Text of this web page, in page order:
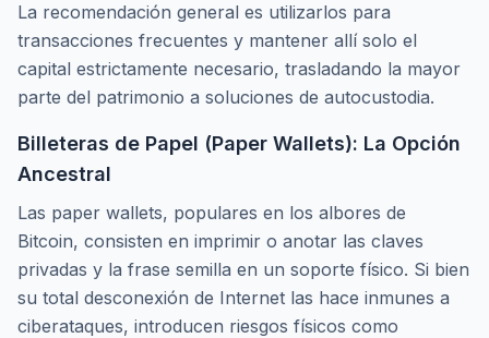
La recomendación general es utilizarlos para
transacciones frecuentes y mantener allí solo el
capital estrictamente necesario, trasladando la mayor
parte del patrimonio a soluciones de autocustodia.
Billeteras de Papel (Paper Wallets): La Opción
Ancestral
Las paper wallets, populares en los albores de
Bitcoin, consisten en imprimir o anotar las claves
privadas y la frase semilla en un soporte físico. Si bien
su total desconexión de Internet las hace inmunes a
ciberataques, introducen riesgos físicos como